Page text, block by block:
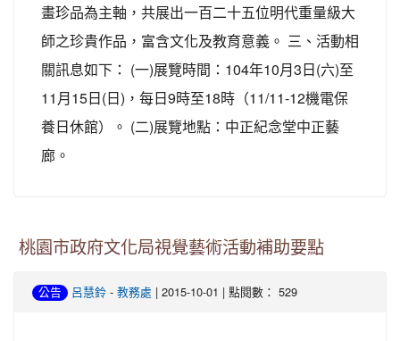
畫珍品為主軸，共展出一百二十五位明代重量級大
師之珍貴作品，富含文化及教育意義。 三、活動相
關訊息如下： (一)展覽時間：104年10月3日(六)至
11月15日(日)，每日9時至18時（11/11-12機電保
養日休館）。 (二)展覽地點：中正紀念堂中正藝
廊。
桃園市政府文化局視覺藝術活動補助要點
公告 呂慧鈴 - 教務處 | 2015-10-01 | 點閱數： 529